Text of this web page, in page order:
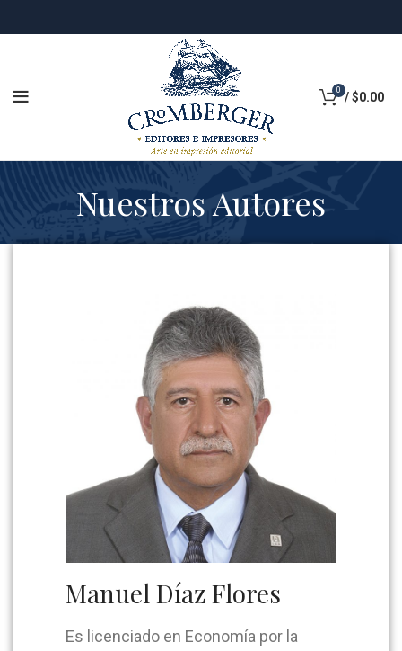
0 /$0.00
Nuestros Autores
Manuel Díaz Flores
Es licenciado en Economía por la